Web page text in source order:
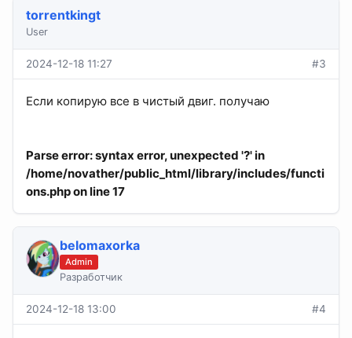
torrentkingt
User
2024-12-18 11:27 #3
Если копирую все в чистый двиг. получаю
Parse error: syntax error, unexpected '?' in
/home/novather/public_html/library/includes/functi
ons.phpon line17
belomaxorka
Admin
Разработчик
2024-12-18 13:00 #4